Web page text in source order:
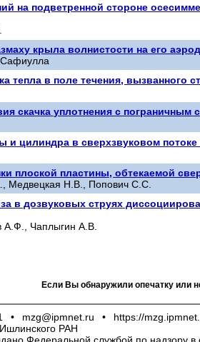
на подветренной стороне
крыла волнистости на его
тепла в поле течения,
скачка уплотнения с
и цилиндра в сверхзвуковом
плоской пластины, обтекаемой
Медвецкая Н.В., Попович С.С.
в дозвуковых струях
А.Ф., Чаплыгин А.В.
Если Вы обнаружили опечатку или
• mzg@ipmnet.ru •
https://
РАН
Федеральной службой по надзору